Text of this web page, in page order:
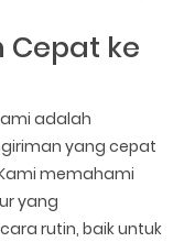
Cepat ke
adalah
yang cepat
memahami
yang
rutin, baik untuk